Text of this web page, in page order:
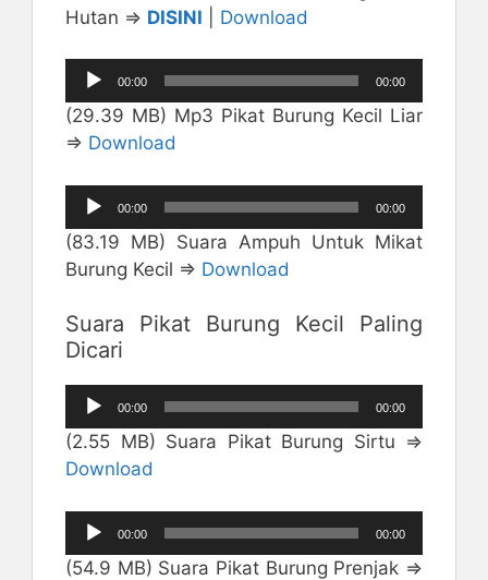
Hutan => DISINI Download
Pemutar
Audio
00:00 00:00
(29.39 MB) Mp3 Pikat Burung Kecil Liar
=> Download
Pemutar
Audio
00:00 00:00
(83.19 MB) Suara Ampuh Untuk Mikat
Burung Kecil => Download
Suara Pikat Burung Kecil Paling
Dicari
Pemutar
Audio
00:00 00:00
(2.55 MB) Suara Pikat Burung Sirtu =>
Download
Pemutar
Audio
00:00 00:00
(54.9 MB) Suara Pikat Burung Prenjak =>